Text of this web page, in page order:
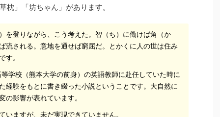
枕」「坊ちゃん」があります。
を登りながら、こう考えた。智（ち）に働けば角（か
流される。意地を通せば窮屈だ。とかくに人の世は住み
す。
学校（熊本大学の前身）の英語教師に赴任していた時に
経験をもとに書き綴った⼩説ということです。⼤⾃然に
の影響が表れています。
いますが、未だ実現できていません。